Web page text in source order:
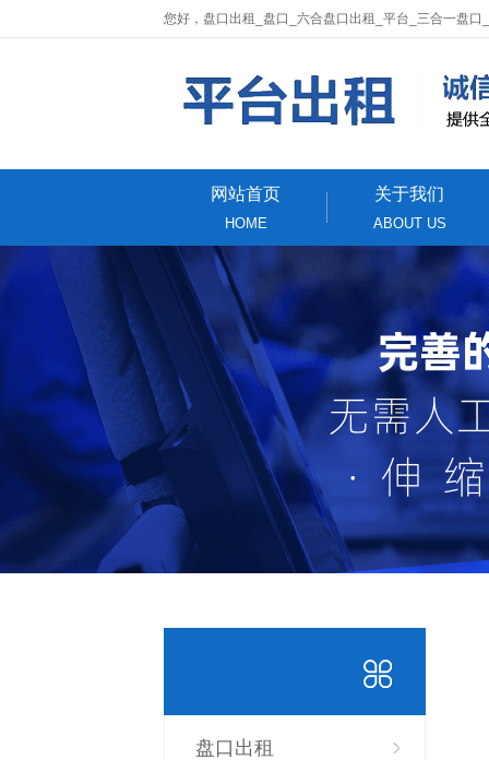
您好，盘口出租_盘口_六合盘口出租_平台_三合一盘
网站首页
HOME
关于我们
ABOUT US
盘口出租